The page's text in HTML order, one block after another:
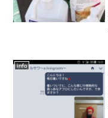
info